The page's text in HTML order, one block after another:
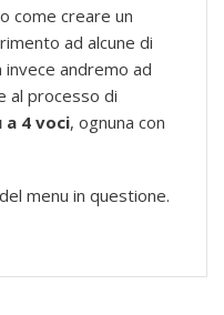
come creare un
ad alcune di
invece andremo ad
al processo di
a 4 voci, ognuna con
menu in questione.